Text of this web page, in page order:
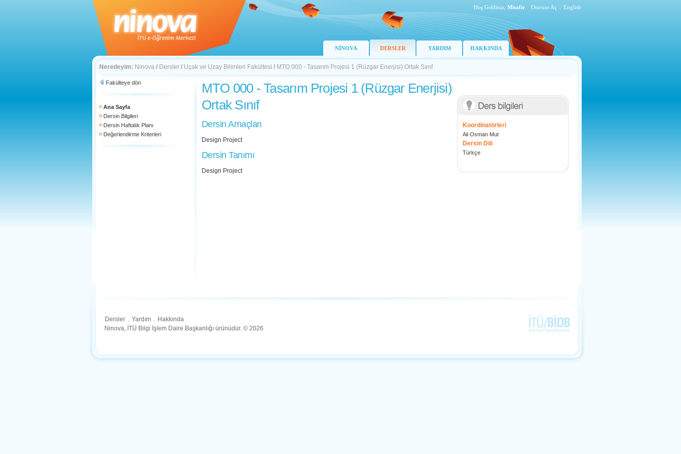
Hoş Geldiniz, Misafir Oturum Aç English
NİNOVA DERSLER YARDIM HAKKINDA
Neredeyim: Ninova / Dersler / Uçak ve Uzay Bilimleri Fakültesi / MTO 000 - Tasarım Projesi 1 (Rüzgar Enerjisi) Ortak Sınıf
Fakülteye dön
Ana Sayfa
Dersin Bilgileri
Dersin Haftalık Planı
Değerlendirme Kriterleri
MTO 000 - Tasarım Projesi 1 (Rüzgar Enerjisi)
Ortak Sınıf
Dersin Amaçları
Design Project
Dersin Tanımı
Design Project
Koordinatörleri
Ali Osman Mut
Dersin Dili
Türkçe
Dersler . Yardım . Hakkında
Ninova, İTÜ Bilgi İşlem Daire Başkanlığı ürünüdür. © 2026